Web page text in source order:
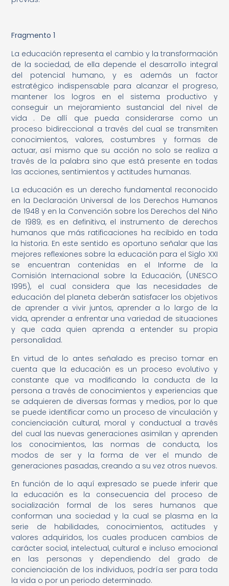
Fragmento 1
La educación representa el cambio y la transformación
de la sociedad, de ella depende el desarrollo integral
del potencial humano, y es además un factor
estratégico indispensable para alcanzar el progreso,
mantener los logros en el sistema productivo y
conseguir un mejoramiento sustancial del nivel de
vida . De allí que pueda considerarse como un
proceso bidireccional a través del cual se transmiten
conocimientos, valores, costumbres y formas de
actuar, así mismo que su acción no solo se realiza a
través de la palabra sino que está presente en todas
las acciones, sentimientos y actitudes humanas.
La educación es un derecho fundamental reconocido
en la Declaración Universal de los Derechos Humanos
de 1948 y en la Convención sobre los Derechos del Niño
de 1989; es en definitiva, el instrumento de derechos
humanos que más ratificaciones ha recibido en toda
la historia. En este sentido es oportuno señalar que las
mejores reflexiones sobre la educación para el Siglo XXI
se encuentran contenidas en el Informe de la
Comisión Internacional sobre la Educación, (UNESCO
1995), el cual considera que las necesidades de
educación del planeta deberán satisfacer los objetivos
de aprender a vivir juntos, aprender a lo largo de la
vida, aprender a enfrentar una variedad de situaciones
y que cada quien aprenda a entender su propia
personalidad.
En virtud de lo antes señalado es preciso tomar en
cuenta que la educación es un proceso evolutivo y
constante que va modificando la conducta de la
persona a través de conocimientos y experiencias que
se adquieren de diversas formas y medios, por lo que
se puede identificar como un proceso de vinculación y
concienciación cultural, moral y conductual a través
del cual las nuevas generaciones asimilan y aprenden
los conocimientos, las normas de conducta, los
modos de ser y la forma de ver el mundo de
generaciones pasadas, creando a su vez otros nuevos.
En función de lo aquí expresado se puede inferir que
la educación es la consecuencia del proceso de
socialización formal de los seres humanos que
conforman una sociedad y la cual se plasma en la
serie de habilidades, conocimientos, actitudes y
valores adquiridos, los cuales producen cambios de
carácter social, intelectual, cultural e incluso emocional
en las personas y dependiendo del grado de
concienciación de los individuos, podría ser para toda
la vida o por un periodo determinado.